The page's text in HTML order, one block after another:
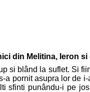
din Melitina, Ieron si
si blând la suflet. Si
pornit asupra lor de
sfinti punându-i pe